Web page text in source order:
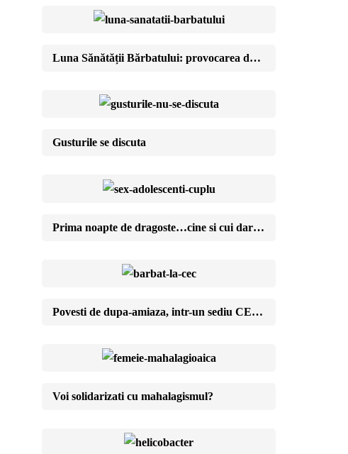
Luna Sănătății Bărbatului: provocarea de 30 de zile cu care îți schimbi anul
Gusturile se discuta
Prima noapte de dragoste…cine si cui daruieste?
Povesti de dupa-amiaza, intr-un sediu CEC de cartier
Voi solidarizati cu mahalagismul?